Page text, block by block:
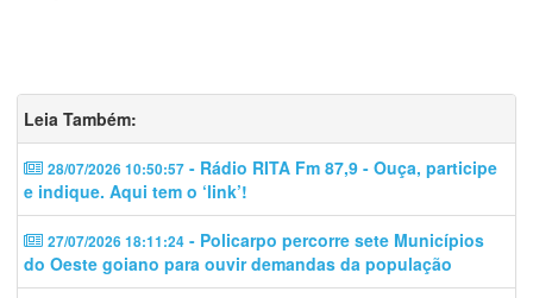
Leia Também:
28/07/2026 10:50:57 - Rádio RITA Fm 87,9 - Ouça, participe
e indique. Aqui tem o ‘link’!
27/07/2026 18:11:24 - Policarpo percorre sete Municípios
do Oeste goiano para ouvir demandas da população